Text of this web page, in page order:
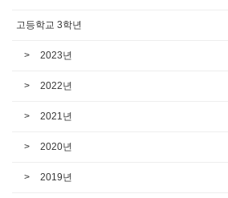
고등학교 3학년
2023년
2022년
2021년
2020년
2019년